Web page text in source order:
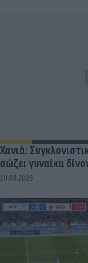
Χανιά:
σώζει γυναίκα
10.08.2026